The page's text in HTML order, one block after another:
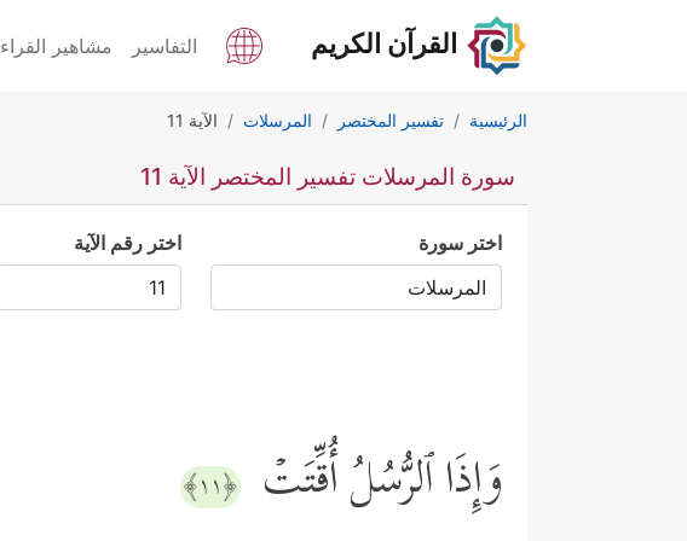
القرآن الكريم التفاسير مشاهير القراء
الرئيسية تفسير المختصر المرسلات الآية 11
سورة المرسلات تفسير المختصر الآية 11
اختر سورة اختر رقم الآية
وَإِذَا ٱلرُّسُلُ أُقِّتَتۡ ﴿١١﴾